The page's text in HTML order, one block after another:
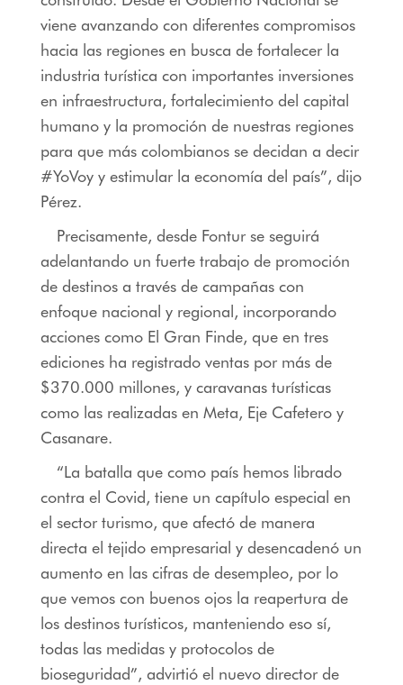
viene avanzando con diferentes compromisos
hacia las regiones en busca de fortalecer la
industria turística con importantes inversiones
en infraestructura, fortalecimiento del capital
humano y la promoción de nuestras regiones
para que más colombianos se decidan a decir
#YoVoy y estimular la economía del país”, dijo
Pérez.
Precisamente, desde Fontur se seguirá
adelantando un fuerte trabajo de promoción
de destinos a través de campañas con
enfoque nacional y regional, incorporando
acciones como El Gran Finde, que en tres
ediciones ha registrado ventas por más de
$370.000 millones, y caravanas turísticas
como las realizadas en Meta, Eje Cafetero y
Casanare.
“La batalla que como país hemos librado
contra el Covid, tiene un capítulo especial en
el sector turismo, que afectó de manera
directa el tejido empresarial y desencadenó un
aumento en las cifras de desempleo, por lo
que vemos con buenos ojos la reapertura de
los destinos turísticos, manteniendo eso sí,
todas las medidas y protocolos de
bioseguridad”, advirtió el nuevo director de